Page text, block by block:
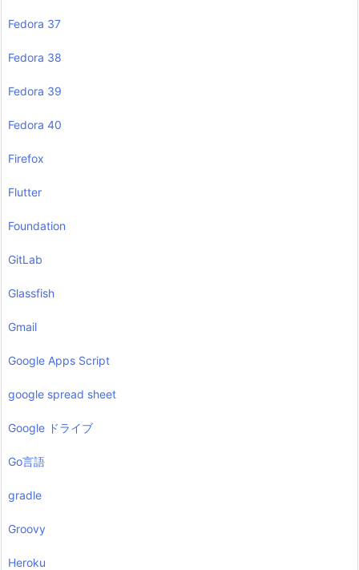
Fedora 37
Fedora 38
Fedora 39
Fedora 40
Firefox
Flutter
Foundation
GitLab
Glassfish
Gmail
Google Apps Script
google spread sheet
Google ドライブ
Go言語
gradle
Groovy
Heroku